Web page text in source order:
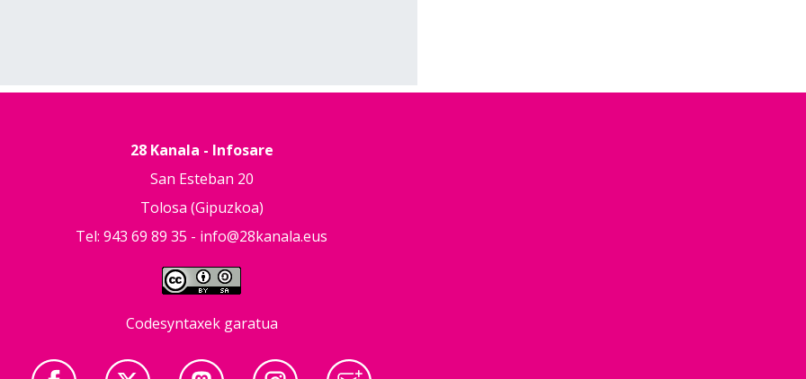
28 Kanala - Infosare
San Esteban 20
Tolosa (Gipuzkoa)
Tel: 943 69 89 35 - info@28kanala.eus
Codesyntaxek garatua